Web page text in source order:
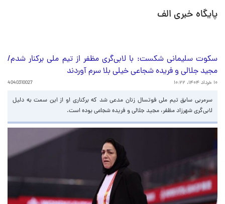
پایگاه خبری الف
سکوت سلیمانی شکست: با لابی‌گری مظفر از تیم ملی برکنار شدم/
مجید جلالی و فریده شجاعی خیلی بلا سرم آوردند
۱۰ خرداد ۱۴۰۴، ۱۰:۲۲ 4040310027
سرمربی سابق تیم ملی فوتسال زنان مدعی شد که برکناری او از این سمت به دلیل
لابی‌گری شهرزاد مظفر، مجید جلالی و فریده شجاعی بوده است.